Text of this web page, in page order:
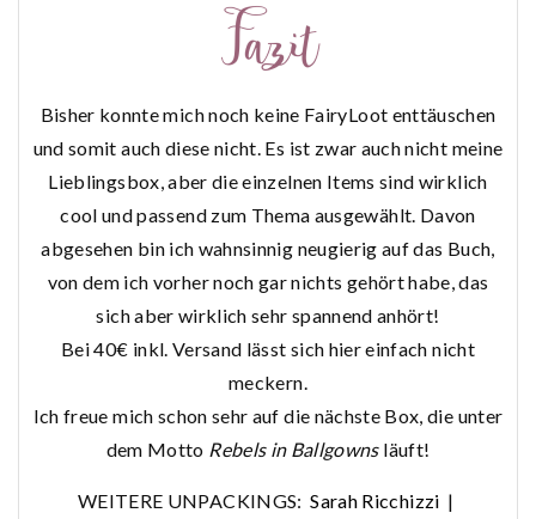
Bisher konnte mich noch keine FairyLoot enttäuschen
und somit auch diese nicht. Es ist zwar auch nicht meine
Lieblingsbox, aber die einzelnen Items sind wirklich
cool und passend zum Thema ausgewählt. Davon
abgesehen bin ich wahnsinnig neugierig auf das Buch,
von dem ich vorher noch gar nichts gehört habe, das
sich aber wirklich sehr spannend anhört!
Bei 40€ inkl. Versand lässt sich hier einfach nicht
meckern.
Ich freue mich schon sehr auf die nächste Box, die unter
dem Motto Rebels in Ballgownsläuft!
WEITERE UNPACKINGS:Sarah Ricchizzi |